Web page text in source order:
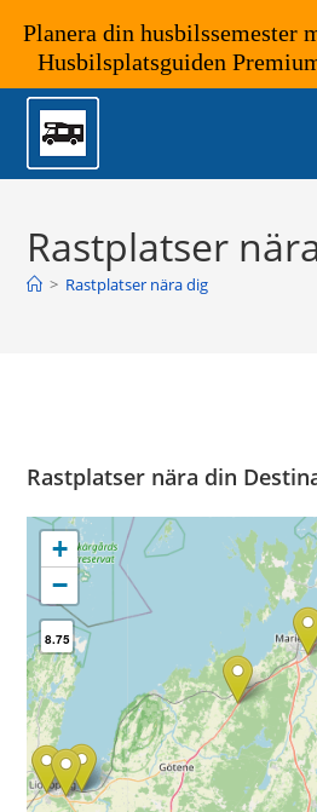
Hoppa
innehållet
Rastplatser
> Rastplatser nära dig
Rastplatser nära din
+
−
8.75
Planera din husbilssemester
Husbilsplatsguiden